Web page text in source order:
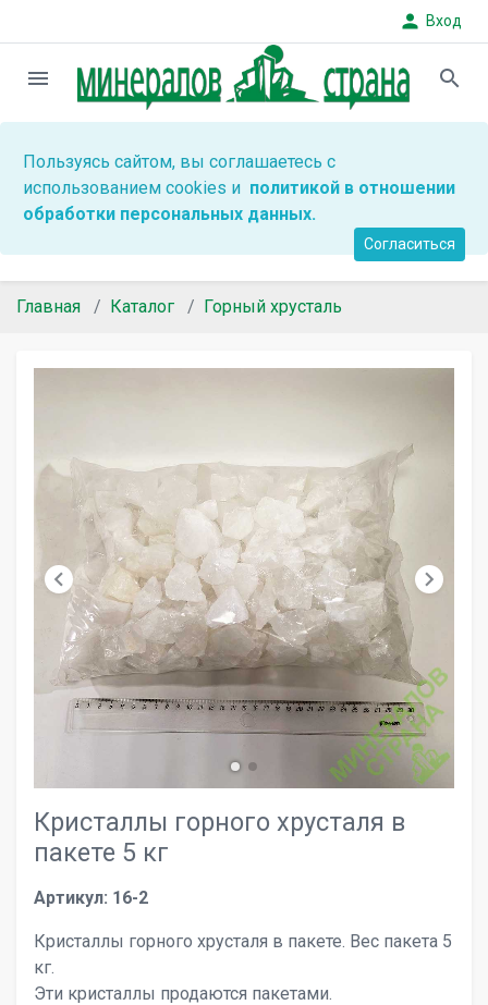
person Вход
menu search
Пользуясь сайтом, вы соглашаетесь с
использованием cookies и политикой в отношении
обработки персональных данных.
Согласиться
Главная Каталог Горный хрусталь
chevron_left chevron_right
Кристаллы горного хрусталя в
пакете 5 кг
Артикул: 16-2
Кристаллы горного хрусталя в пакете. Вес пакета 5
кг.
Эти кристаллы продаются пакетами.